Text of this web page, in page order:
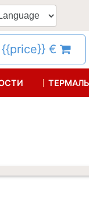
{{price}} €